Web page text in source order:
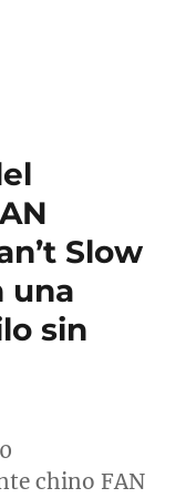
Slow
una
sin
chino FAN